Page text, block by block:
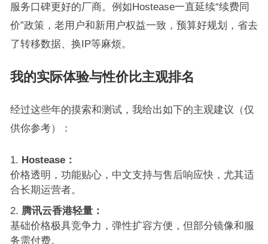
服务口碑更好的厂商。例如Hostease一直延续“续费同
价”政策，老用户和新用户权益一致，预算好规划，省去
了转移数据、换IP等麻烦。
我的实际体验与性价比主观排名
经过这些年的摸索和测试，我给出如下的主观建议（仅
供你参考）：
Hostease：
价格透明，功能贴心，中文支持与售后响应快，尤其适
合长期运营者。
腾讯云香港轻量：
基础价格极具竞争力，弹性扩容方便，但部分镜像和服
务需付费。